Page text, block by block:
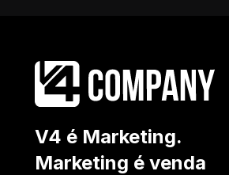
V4 é Marketing.
Marketing é venda